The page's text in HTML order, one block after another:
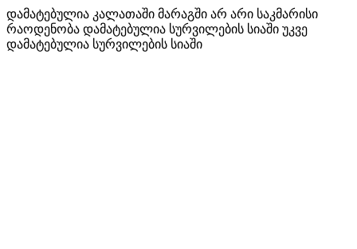
დამატებულია კალათაში მარაგში არ არი საკმარისი
რაოდენობა დამატებულია სურვილების სიაში უკვე
დამატებულია სურვილების სიაში